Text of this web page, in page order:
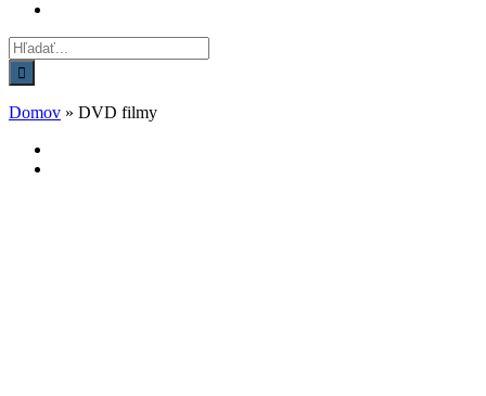
Hľadať:
Domov » DVD filmy